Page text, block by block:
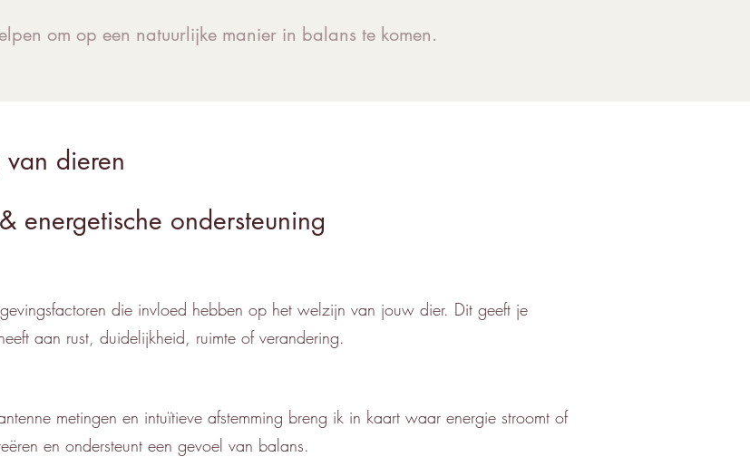
om op een natuurlijke manier in balans te komen.
dieren
energetische ondersteuning
die invloed hebben op het welzijn van jouw dier. Dit geeft je
aan rust, duidelijkheid, ruimte of verandering.
metingen en intuïtieve afstemming breng ik in kaart waar energie stroomt of
en ondersteunt een gevoel van balans.